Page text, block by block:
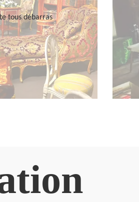
tous débarras